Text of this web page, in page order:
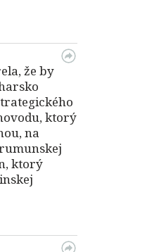
že by
ktorý
na
ktorý